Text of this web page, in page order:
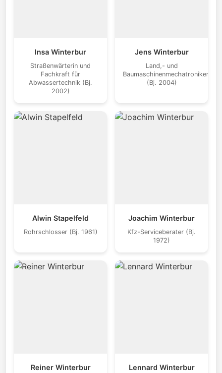
Insa Winterbur
Straßenwärterin und
Fachkraft für
Abwassertechnik (Bj.
2002)
Jens Winterbur
Land,- und
Baumaschinenmechatroniker
(Bj. 2004)
Alwin Stapelfeld
Rohrschlosser (Bj. 1961)
Joachim Winterbur
Kfz-Serviceberater (Bj.
1972)
Reiner Winterbur Lennard Winterbur